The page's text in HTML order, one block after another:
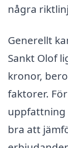
några
Generellt
Sankt Olof
kronor,
faktorer.
uppfattning
bra att